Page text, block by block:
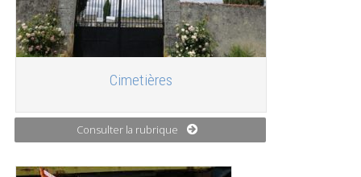
Cimetières
Consulter la rubrique